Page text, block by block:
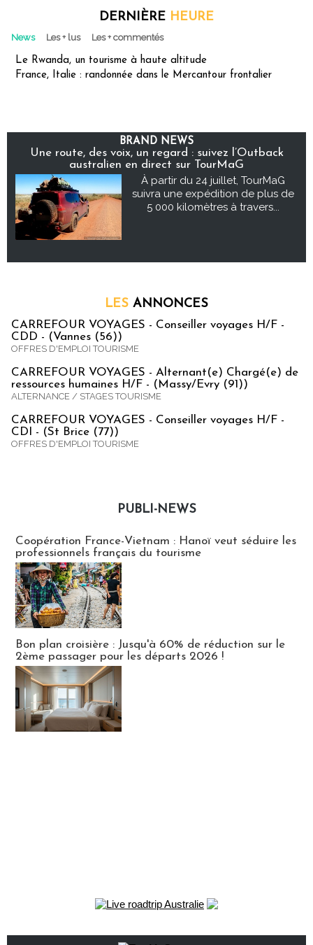
DERNIÈRE HEURE
News Les + lus Les + commentés
Le Rwanda, un tourisme à haute altitude
France, Italie : randonnée dans le Mercantour frontalier
BRAND NEWS
Une route, des voix, un regard : suivez l’Outback
australien en direct sur TourMaG
À partir du 24 juillet, TourMaG
suivra une expédition de plus de
5 000 kilomètres à travers...
LES ANNONCES
CARREFOUR VOYAGES - Conseiller voyages H/F -
CDD - (Vannes (56))
OFFRES D'EMPLOI TOURISME
CARREFOUR VOYAGES - Alternant(e) Chargé(e) de
ressources humaines H/F - (Massy/Evry (91))
ALTERNANCE / STAGES TOURISME
CARREFOUR VOYAGES - Conseiller voyages H/F -
CDI - (St Brice (77))
OFFRES D'EMPLOI TOURISME
PUBLI-NEWS
Coopération France-Vietnam : Hanoï veut séduire les
professionnels français du tourisme
Bon plan croisière : Jusqu'à 60% de réduction sur le
2ème passager pour les départs 2026 !